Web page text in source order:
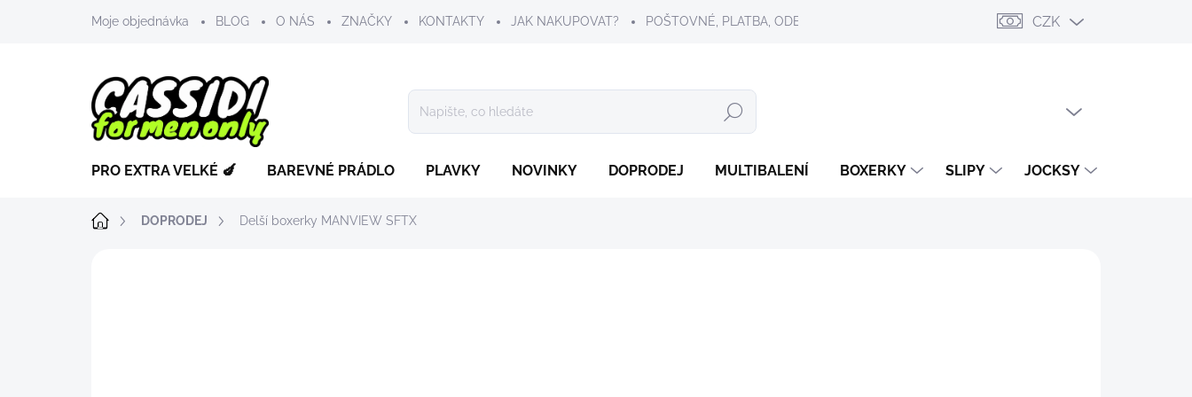
Moje objednávka BLOG O NÁS ZNAČKY KONTAKTY JAK NAKUPOVAT? POŠTOVNÉ, PLATBA, ODESLÁNÍ PŘIHLÁŠENÍ / REGISTRACE OBCHODNÍ PODMÍNKY
CZK
Hledat
PRO EXTRA VELKÉ 🍆 BAREVNÉ PRÁDLO PLAVKY NOVINKY DOPRODEJ MULTIBALENÍ BOXERKY SLIPY JOCKSY
DomůDOPRODEJ Delší boxerky MANVIEW SFTX